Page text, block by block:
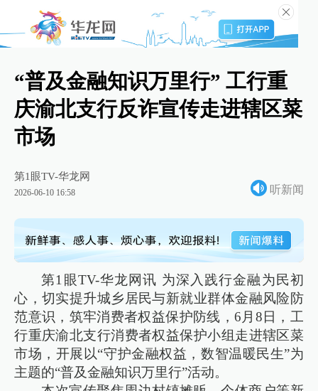
“普及金融知识万里行” 工行重
庆渝北支行反诈宣传走进辖区菜
市场
第1眼TV-华龙网
2026-06-10 16:58 听新闻
第1眼TV-华龙网讯 为深入践行金融为民初
心，切实提升城乡居民与新就业群体金融风险防
范意识，筑牢消费者权益保护防线，6月8日，工
行重庆渝北支行消费者权益保护小组走进辖区菜
市场，开展以“守护金融权益，数智温暖民生”为
主题的“普及金融知识万里行”活动。